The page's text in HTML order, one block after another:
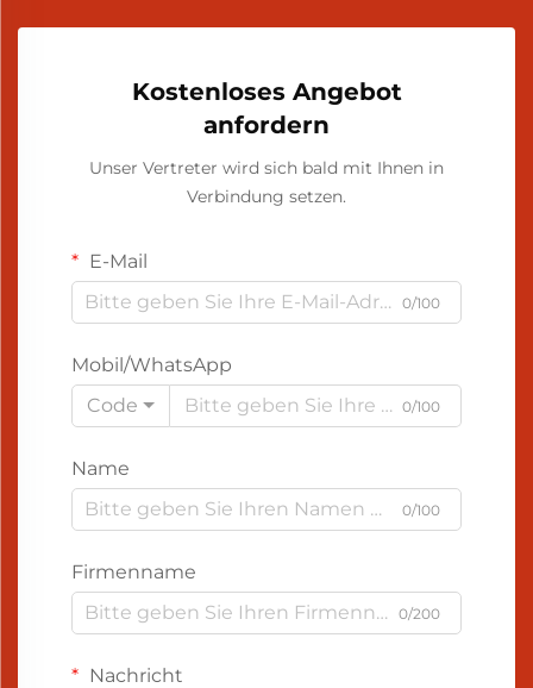
Kostenloses Angebot
anfordern
Unser Vertreter wird sich bald mit Ihnen in
Verbindung setzen.
E-Mail
0/100
Mobil/WhatsApp
Code
0/100
Name
0/100
Firmenname
0/200
Nachricht